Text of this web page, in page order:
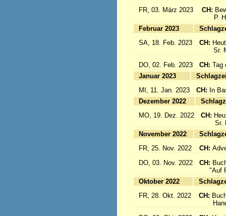
FR, 03. März 2023
CH:
P.
Februar 2023
SA, 18. Feb. 2023
CH:
Sr.
DO, 02. Feb. 2023
CH: Tag
Januar 2023
MI, 11. Jan. 2023
CH: In
Dezember 2022
MO, 19. Dez. 2022
CH:
Sr.
November 2022
FR, 25. Nov. 2022
CH:
DO, 03. Nov. 2022
CH:
"Auf
Oktober 2022
FR, 28. Okt. 2022
CH: